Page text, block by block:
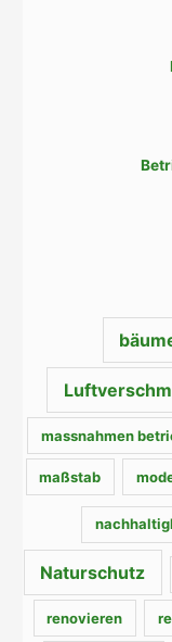
massnahmen
maßstab
Naturschutz
renovieren